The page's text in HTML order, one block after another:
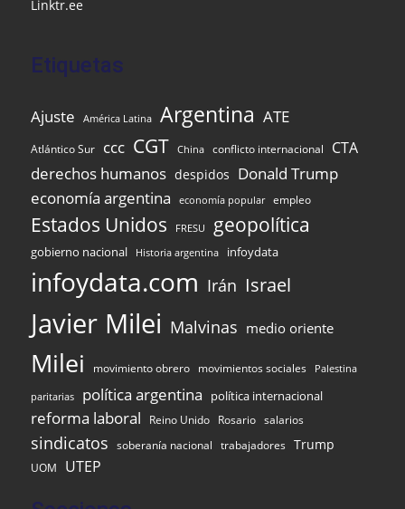
Linktr.ee
Etiquetas
Ajuste América Latina Argentina ATE
Atlántico Sur ccc CGT China conflicto internacional CTA
derechos humanos despidos Donald Trump
economía argentina
economía popular empleo
Estados Unidos FRESU geopolítica
gobierno nacional Historia argentina infoydata
infoydata.com Irán Israel
Javier Milei Malvinas medio oriente
Milei movimiento obrero movimientos sociales Palestina
paritarias política argentina política internacional
reforma laboral Reino Unido Rosario salarios
sindicatos soberanía nacional trabajadores Trump
UOM UTEP